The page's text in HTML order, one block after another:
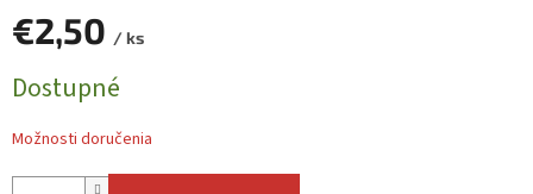
€2,50 / ks
cena:
Dostupné
Možnosti doručenia